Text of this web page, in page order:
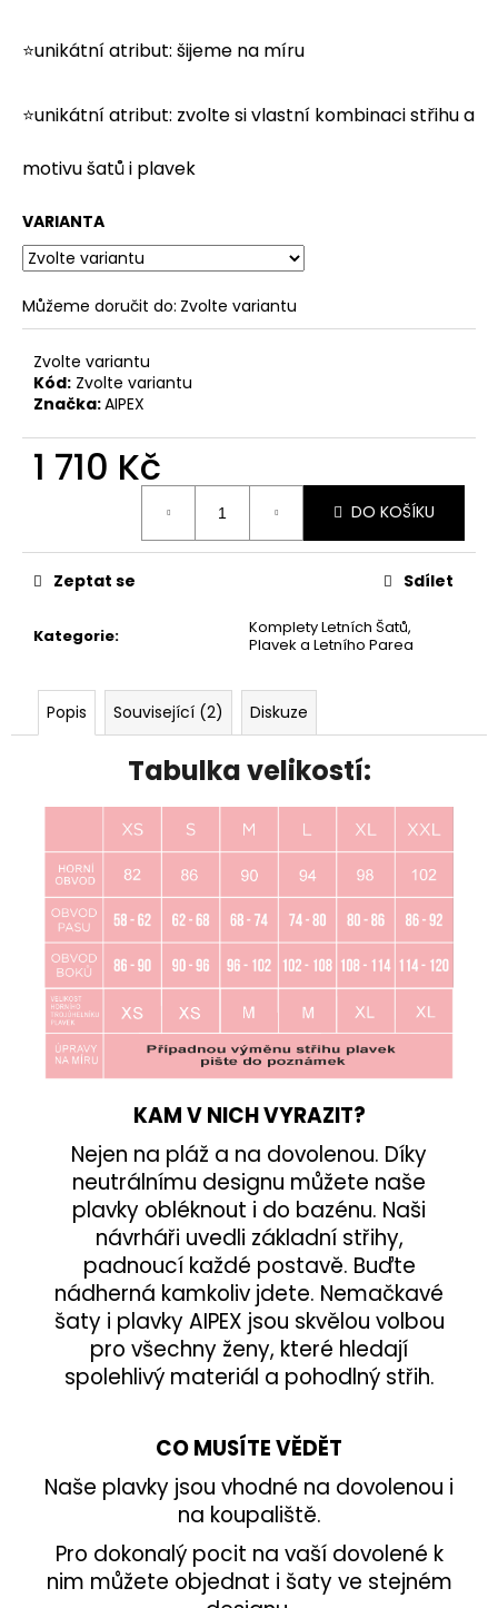
⭐unikátní atribut: šijeme na míru
⭐unikátní atribut: zvolte si vlastní kombinaci střihu a
motivušatůi plavek
VARIANTA
Můžeme doručit do: Zvolte variantu
Zvolte variantu
Kód: Zvolte variantu
Značka:AIPEX
1 710 Kč
DO KOŠÍKU
Kategorie:
Komplety Letních Šatů,
Plavek a Letního Parea
Zeptat se Sdílet
Popis Související (2) Diskuze
Tabulka velikostí:
KAM V NICH VYRAZIT?
Nejen na pláž a na dovolenou. Díky
neutrálnímu designu můžete naše
plavky obléknout i do bazénu. Naši
návrháři uvedli základní střihy,
padnoucí každé postavě. Buďte
nádherná kamkoliv jdete. Nemačkavé
šaty i plavky AIPEX jsou skvělou volbou
pro všechny ženy, které hledají
spolehlivý materiál a pohodlný střih.
CO MUSÍTE VĚDĚT
Naše plavky jsou vhodné na dovolenou i
na koupaliště.
Pro dokonalý pocit na vaší dovolené k
nim můžete objednat i šaty ve stejném